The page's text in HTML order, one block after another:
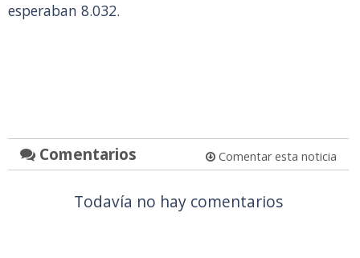
esperaban 8.032.
Comentarios Comentar esta noticia
Todavía no hay comentarios